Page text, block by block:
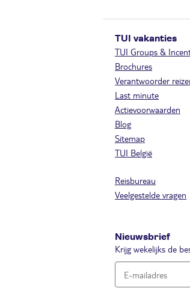
TUI vakanties
TUI Groups &
Brochures
Verantwoorder
Last minute
Actievoorwaarden
Blog
Sitemap
TUI België
Reisbureau
Veelgestelde vragen
Nieuwsbrief
Krijg wekelijks de